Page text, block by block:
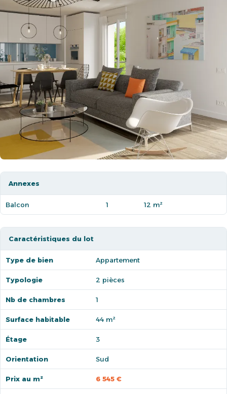
Annexes
Balcon 1 12 m²
Caractéristiques du lot
Type de bien Appartement
Typologie 2 pièces
Nb de chambres 1
Surface habitable 44 m²
Étage 3
Orientation Sud
Prix au m² 6 545 €